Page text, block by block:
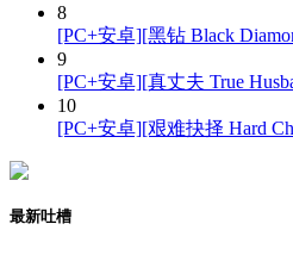
8
[PC+安卓][黑钻 Black
9
[PC+安卓][真丈夫 True
10
[PC+安卓][艰难抉择 Hard
最新吐槽